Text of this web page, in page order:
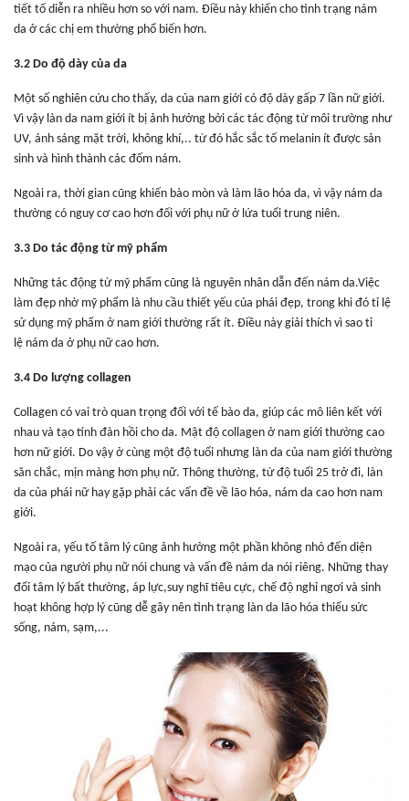
tiết tố diễn ra nhiều hơn so với nam. Điều này khiến cho tình trạng nám
da ở các chị em thường phổ biến hơn.
3.2 Do độ dày của da
Một số nghiên cứu cho thấy, da của nam giới có độ dày gấp 7 lần nữ giới.
Vì vậy làn da nam giới ít bị ảnh hưởng bởi các tác động từ môi trường như
UV, ánh sáng mặt trời, không khí,.. từ đó hắc sắc tố melanin ít được sản
sinh và hình thành các đốm nám.
Ngoài ra, thời gian cũng khiến bào mòn và làm lão hóa da, vì vậy nám da
thường có nguy cơ cao hơn đối với phụ nữ ở lứa tuổi trung niên.
3.3 Do tác động từ mỹ phẩm
Những tác động từ mỹ phẩm cũng là nguyên nhân dẫn đến nám da.Việc
làm đẹp nhờ mỹ phẩm là nhu cầu thiết yếu của phái đẹp, trong khi đó tỉ lệ
sử dụng mỹ phẩm ở nam giới thường rất ít. Điều này giải thích vì sao tỉ
lệ nám da ở phụ nữ cao hơn.
3.4 Do lượng collagen
Collagen có vai trò quan trọng đối với tế bào da, giúp các mô liên kết với
nhau và tạo tính đàn hồi cho da. Mật độ collagen ở nam giới thường cao
hơn nữ giới. Do vậy ở cùng một độ tuổi nhưng làn da của nam giới thường
săn chắc, mịn màng hơn phụ nữ. Thông thường, từ độ tuổi 25 trở đi, làn
da của phái nữ hay gặp phải các vấn đề về lão hóa, nám da cao hơn nam
giới.
Ngoài ra, yếu tố tâm lý cũng ảnh hưởng một phần không nhỏ đến diện
mạo của người phụ nữ nói chung và vấn đề nám da nói riêng. Những thay
đổi tâm lý bất thường, áp lực,suy nghĩ tiêu cực, chế độ nghỉ ngơi và sinh
hoạt không hợp lý cũng dễ gây nên tình trạng làn da lão hóa thiếu sức
sống, nám, sạm,...